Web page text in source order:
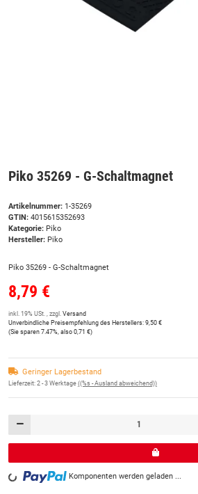
Piko 35269 - G-Schaltmagnet
Artikelnummer: 1-35269
GTIN: 4015615352693
Kategorie: Piko
Hersteller: Piko
Piko 35269 - G-Schaltmagnet
8,79 €
inkl. 19% USt. , zzgl. Versand
Unverbindliche Preisempfehlung des Herstellers: 9,50 €
(Sie sparen 7.47%, also 0,71 €)
Geringer Lagerbestand
Lieferzeit: 2 - 3 Werktage ((%s - Ausland abweichend))
Loading... Komponenten werden geladen ...